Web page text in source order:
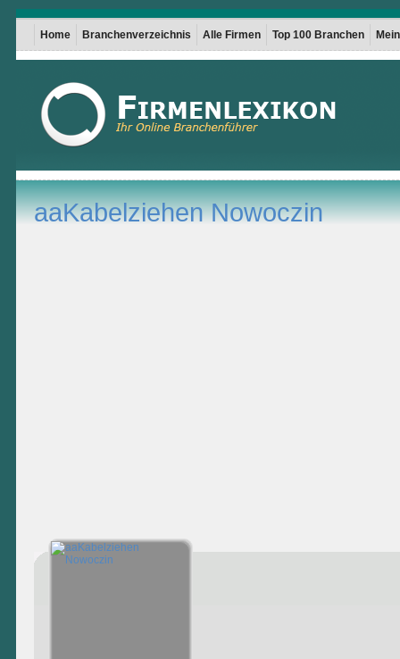
Home Branchenverzeichnis Alle Firmen Top 100 Branchen
aaKabelziehen Nowoczin